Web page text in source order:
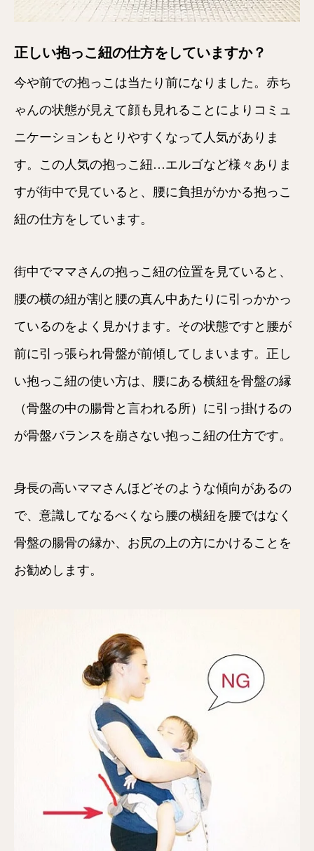
正しい抱っこ紐の仕方をしていますか？
今や前での抱っこは当たり前になりました。赤ち
ゃんの状態が見えて顔も見れることによりコミュ
ニケーションもとりやすくなって人気がありま
す。この人気の抱っこ紐…エルゴなど様々ありま
すが街中で見ていると、腰に負担がかかる抱っこ
紐の仕方をしています。
街中でママさんの抱っこ紐の位置を見ていると、
腰の横の紐が割と腰の真ん中あたりに引っかかっ
ているのをよく見かけます。その状態ですと腰が
前に引っ張られ骨盤が前傾してしまいます。正し
い抱っこ紐の使い方は、腰にある横紐を骨盤の縁
（骨盤の中の腸骨と言われる所）に引っ掛けるの
が骨盤バランスを崩さない抱っこ紐の仕方です。
身長の高いママさんほどそのような傾向があるの
で、意識してなるべくなら腰の横紐を腰ではなく
骨盤の腸骨の縁か、お尻の上の方にかけることを
お勧めします。